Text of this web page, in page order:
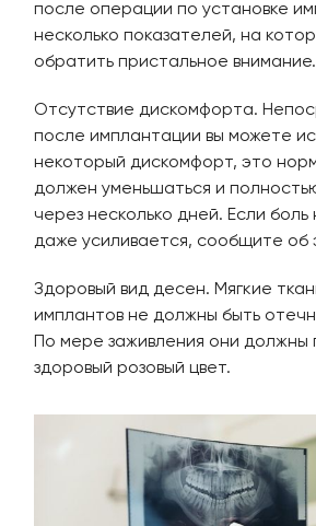
после операции по установке
несколько показателей, на
обратить пристальное внимание.
Отсутствие дискомфорта.
после имплантации вы можете
некоторый дискомфорт, это
должен уменьшаться и
через несколько дней. Если
даже усиливается, сообщите об
Здоровый вид десен. Мягкие
имплантов не должны быть
По мере заживления они должны
здоровый розовый цвет.